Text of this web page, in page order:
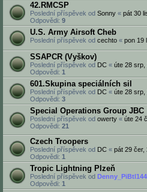
42.RMCSP
Poslední příspěvek od Sonny « pát 30
Odpovědi: 9
U.S. Army Airsoft Cheb
Poslední příspěvek od cechto « pon 19
SSAPCR (Vyškov)
Poslední příspěvek od DC « úte 28 srp,
Odpovědi: 1
601.Skupina speciálních sil
Poslední příspěvek od DC « úte 28 srp,
Odpovědi: 3
Special Operations Group JBC
Poslední příspěvek od owerty « úte 24
Odpovědi: 21
Czech Troopers
Poslední příspěvek od DC « pát 29 čer,
Odpovědi: 1
Tropic Lightning Plzeň
Poslední příspěvek od Denny_PiBtl144
Odpovědi: 1